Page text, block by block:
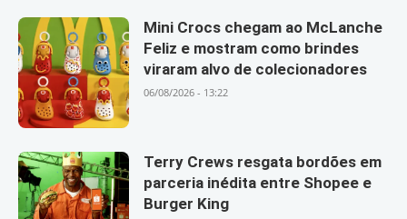
Mini Crocs chegam ao McLanche
Feliz e mostram como brindes
viraram alvo de colecionadores
06/08/2026 - 13:22
Terry Crews resgata bordões em
parceria inédita entre Shopee e
Burger King